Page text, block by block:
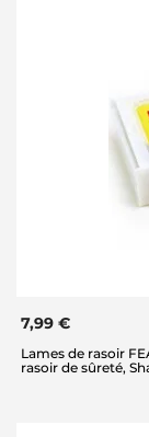
7,99 €
Lames de rasoir
rasoir de sûreté,